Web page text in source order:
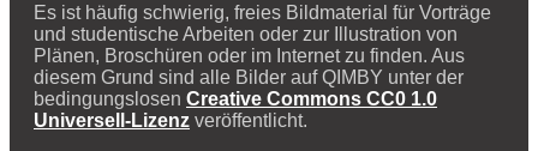
Es ist häufig schwierig, freies Bildmaterial für Vorträge
und studentische Arbeiten oder zur Illustration von
Plänen, Broschüren oder im Internet zu finden. Aus
diesem Grund sind alle Bilder auf QIMBY unter der
bedingungslosen Creative Commons CC0 1.0
Universell-Lizenz veröffentlicht.